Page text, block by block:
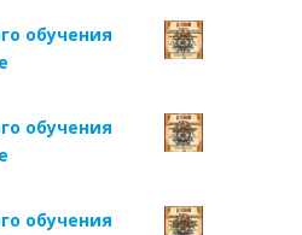
обучения
обучения
обучения